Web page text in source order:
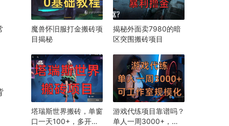
魔兽怀旧服打金搬砖项
目揭秘
揭秘外面卖7980的暗
区突围搬砖项目
塔瑞斯世界搬砖，单窗
口一天100+，多开发
游戏代练项目靠谱吗？
单人一周3000+，可